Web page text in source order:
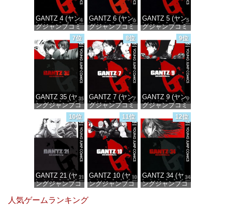
GANTZ 4 (ヤン
グジャンプコミ
ックスDIGITAL)
価格：¥100
GANTZ 6 (ヤン
グジャンプコミ
ックスDIGITAL)
価格：¥100
GANTZ 5 (ヤン
グジャンプコミ
ックスDIGITAL)
価格：¥100
7位
GANTZ 35 (ヤ
ングジャンプコ
DIGITAL)
価格：¥100
8位
GANTZ 7 (ヤン
グジャンプコミ
ックスDIGITAL)
価格：¥100
9位
GANTZ 9 (ヤン
グジャンプコミ
ックスDIGITAL)
価格：¥100
10位
GANTZ 21 (ヤ
ングジャンプコ
DIGITAL)
11位
GANTZ 10 (ヤ
ングジャンプコ
12位
GANTZ 34 (ヤ
ングジャンプコ
人気ゲームランキング